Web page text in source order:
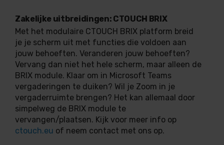
Zakelijke uitbreidingen: CTOUCH BRIX
Met het modulaire CTOUCH BRIX platform breid
je je scherm uit met functies die voldoen aan
jouw behoeften. Veranderen jouw behoeften?
Vervang dan niet het hele scherm, maar alleen de
BRIX module. Klaar om in Microsoft Teams
vergaderingen te duiken? Wil je Zoom in je
vergaderruimte brengen? Het kan allemaal door
simpelweg de BRIX module te
vervangen/plaatsen. Kijk voor meer info op
ctouch.eu of neem contact met ons op.